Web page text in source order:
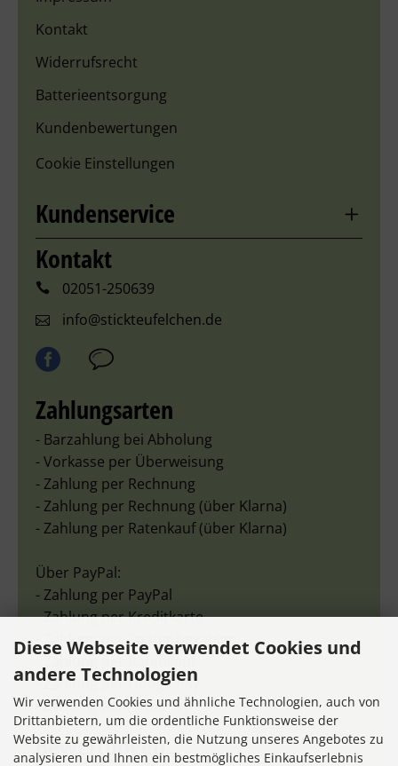
Kontakt
Widerrufsrecht
Batterieentsorgung
Kundenbewertungen
Cookie Einstellungen
Kundenservice
Kontakt
02051-250639
info@stickteufelchen.de
Zahlungsarten
- Barzahlung bei Abholung
- Vorkasse per Überweisung
- Zahlung per Rechnung
- Zahlung per Rechnung (über Klarna)
- Zahlung per Ratenkauf (über Klarna)
Über PayPal:
- Zahlung per PayPal
- Zahlung per Kreditkarte
- Zahlung per Später bezahlen
- Zahlung per GooglePay
- Zahlung per ApplePay
Bewertungen
Diese Webseite verwendet Cookies und
andere Technologien
Wir verwenden Cookies und ähnliche Technologien, auch von
Drittanbietern, um die ordentliche Funktionsweise der
Website zu gewährleisten, die Nutzung unseres Angebotes zu
analysieren und Ihnen ein bestmögliches Einkaufserlebnis